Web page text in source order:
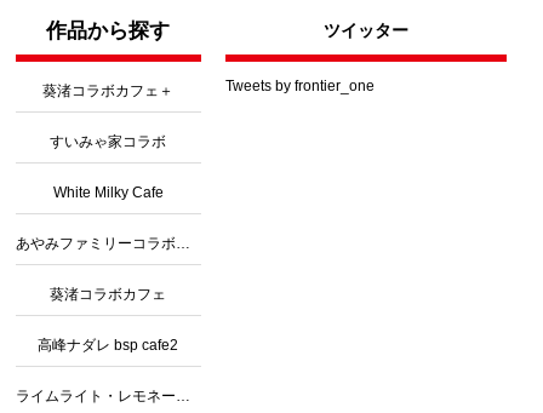
作品から探す
葵渚コラボカフェ＋
すいみゃ家コラボ
White Milky Cafe
葵渚コラボカフェ
高峰ナダレ bsp cafe2
ツイッター
Tweets by frontier_one